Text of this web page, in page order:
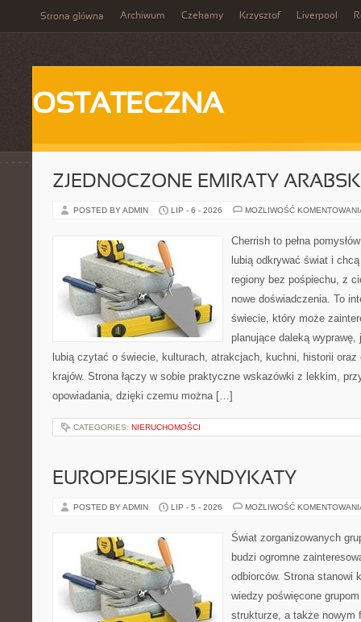
Strona główna Archiwum Czekamy Krzysztof Liverpool
OSTATECZNA
ZJEDNOCZONE EMIRATY
POSTED BY ADMIN LIP - 6 - 2026 MOŻLIWOŚĆ
Cherrish to pełna
lubią odkrywać świat i
regiony bez pośpiechu, z
nowe doświadczenia. To
świecie, który może
planujące daleką
lubią czytać o świecie, kulturach, atrakcjach, kuchni, historii
krajów. Strona łączy w sobie praktyczne wskazówki z lekkim,
opowiadania, dzięki czemu można […]
CATEGORIES: NIERUCHOMOŚCI
EUROPEJSKIE SYNDYKATY
POSTED BY ADMIN LIP - 5 - 2026 MOŻLIWOŚĆ
Świat zorganizowanych
budzi ogromne
odbiorców. Strona stanowi
wiedzy poświęcone
strukturze, a także nowym